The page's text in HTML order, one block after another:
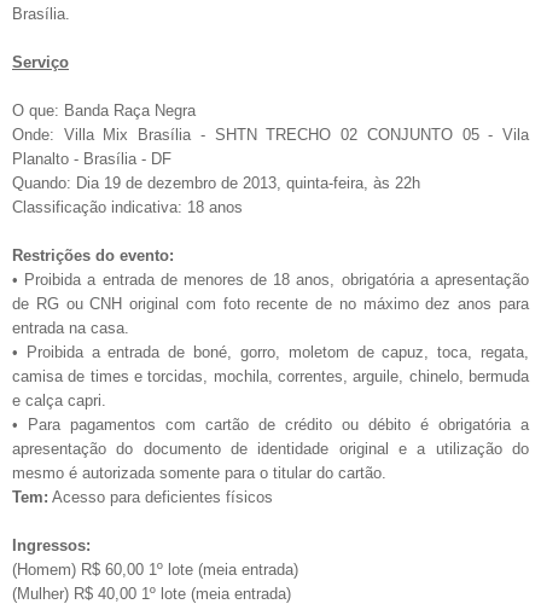
Brasília.
Serviço
O que: Banda Raça Negra
Onde: Villa Mix Brasília - SHTN TRECHO 02 CONJUNTO 05 - Vila
Planalto - Brasília - DF
Quando: Dia 19 de dezembro de 2013, quinta-feira, às 22h
Classificação indicativa: 18 anos
Restrições do evento:
• Proibida a entrada de menores de 18 anos, obrigatória a apresentação
de RG ou CNH original com foto recente de no máximo dez anos para
entrada na casa.
• Proibida a entrada de boné, gorro, moletom de capuz, toca, regata,
camisa de times e torcidas, mochila, correntes, arguile, chinelo, bermuda
e calça capri.
• Para pagamentos com cartão de crédito ou débito é obrigatória a
apresentação do documento de identidade original e a utilização do
mesmo é autorizada somente para o titular do cartão.
Tem: Acesso para deficientes físicos
Ingressos:
(Homem) R$ 60,00 1º lote (meia entrada)
(Mulher) R$ 40,00 1º lote (meia entrada)